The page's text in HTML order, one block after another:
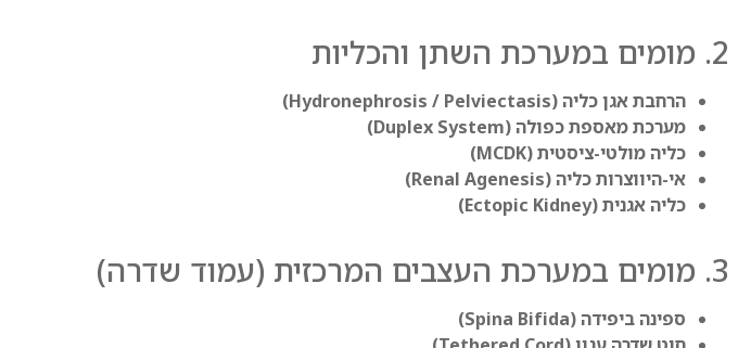
2. מומים במערכת השתן והכליות
הרחבת אגן כליה (Hydronephrosis / Pelviectasis)
מערכת מאספת כפולה (Duplex System)
כליה מולטי-ציסטית (MCDK)
אי-היווצרות כליה (Renal Agenesis)
כליה אגנית (Ectopic Kidney)
3. מומים במערכת העצבים המרכזית (עמוד שדרה)
ספינה ביפידה (Spina Bifida)